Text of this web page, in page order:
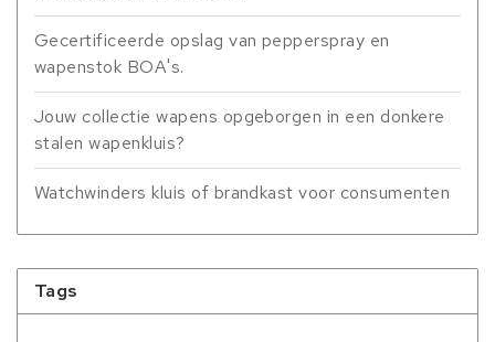
Gecertificeerde opslag van pepperspray en
wapenstok BOA's.
Jouw collectie wapens opgeborgen in een donkere
stalen wapenkluis?
Watchwinders kluis of brandkast voor consumenten
Tags